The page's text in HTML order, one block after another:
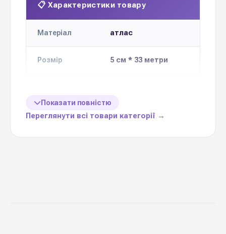
📋 Характеристики товару
Матеріал атлас
Розмір 5 см * 33 метри
упаковці
за
Показати повністю
Переглянути всі товари категорії →